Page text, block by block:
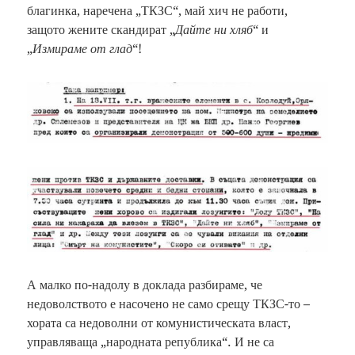
благинка, наречена „ТКЗС“, май хич не работи,
защото жените скандират „Дайте ни хляб“ и
„Измираме от глад“!
А малко по-надолу в доклада разбираме, че
недоволството е насочено не само срещу ТКЗС-то –
хората са недоволни от комунистическата власт,
управляваща „народната република“. И не са